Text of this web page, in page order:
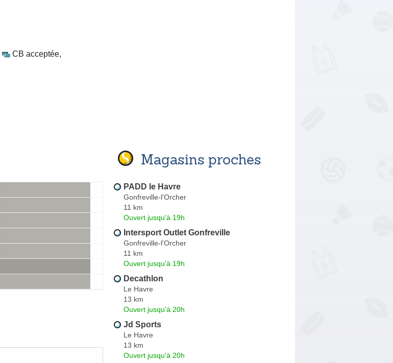
CB acceptée,
Magasins proches
PADD le Havre
Gonfreville-l'Orcher
11 km
Ouvert jusqu'à 19h
Intersport Outlet Gonfreville
Gonfreville-l'Orcher
11 km
Ouvert jusqu'à 19h
Decathlon
Le Havre
13 km
Ouvert jusqu'à 20h
Jd Sports
Le Havre
13 km
Ouvert jusqu'à 20h